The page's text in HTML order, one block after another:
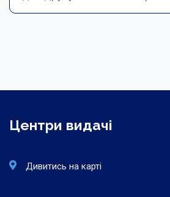
Центри видачі
Дивитись на карті